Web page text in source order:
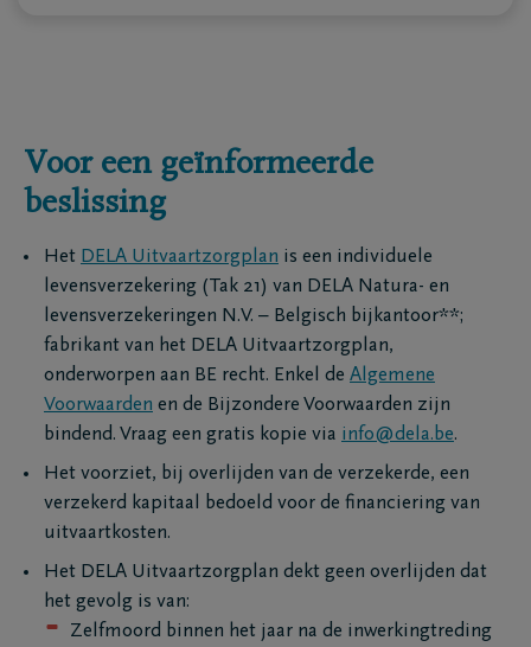
mij op de hoogte
producten en
informatie
kan intrekken,
privacyverklaring
Mail me
Voor een geïnformeerde
beslissing
Het DELA Uitvaartzorgplan is een individuele
levensverzekering (Tak 21) van DELA Natura- en
levensverzekeringen N.V. – Belgisch bijkantoor**;
fabrikant van het DELA Uitvaartzorgplan,
onderworpen aan BE recht. Enkel de Algemene
Voorwaarden en de Bijzondere Voorwaarden zijn
bindend. Vraag een gratis kopie via info@dela.be.
Het voorziet, bij overlijden van de verzekerde, een
verzekerd kapitaal bedoeld voor de financiering van
uitvaartkosten.
Het DELA Uitvaartzorgplan dekt geen overlijden dat
het gevolg is van:
Zelfmoord binnen het jaar na de inwerkingtreding